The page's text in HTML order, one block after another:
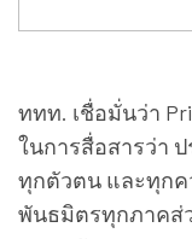
ททท. เชื่อมั่นว่า
ในการสื่อสารว่า
ทุกตัวตน และทุกค
พันธมิตรทุกภาคส่